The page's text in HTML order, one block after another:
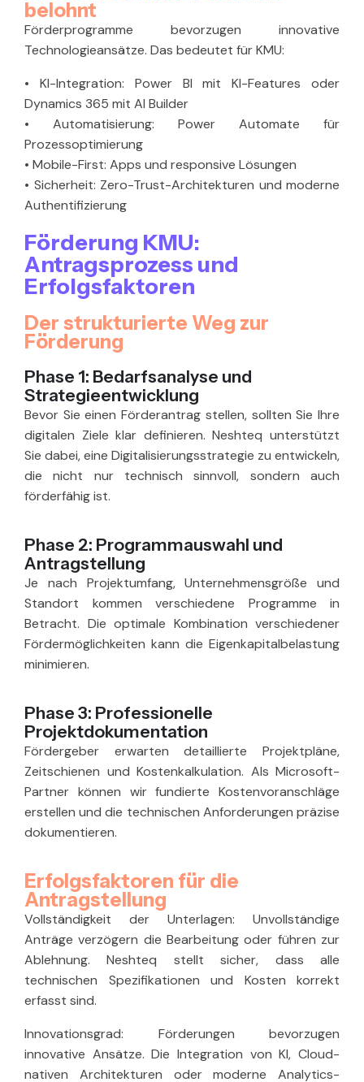
belohnt
Förderprogramme bevorzugen innovative
Technologieansätze. Das bedeutet für KMU:
• KI-Integration: Power BI mit KI-Features oder
Dynamics 365 mit AI Builder
• Automatisierung: Power Automate für
Prozessoptimierung
• Mobile-First: Apps und responsive Lösungen
• Sicherheit: Zero-Trust-Architekturen und moderne
Authentifizierung
Förderung KMU:
Antragsprozess und
Erfolgsfaktoren
Der strukturierte Weg zur
Förderung
Phase 1: Bedarfsanalyse und
Strategieentwicklung
Bevor Sie einen Förderantrag stellen, sollten Sie Ihre
digitalen Ziele klar definieren. Neshteq unterstützt
Sie dabei, eine Digitalisierungsstrategie zu entwickeln,
die nicht nur technisch sinnvoll, sondern auch
förderfähig ist.
Phase 2: Programmauswahl und
Antragstellung
Je nach Projektumfang, Unternehmensgröße und
Standort kommen verschiedene Programme in
Betracht. Die optimale Kombination verschiedener
Fördermöglichkeiten kann die Eigenkapitalbelastung
minimieren.
Phase 3: Professionelle
Projektdokumentation
Fördergeber erwarten detaillierte Projektpläne,
Zeitschienen und Kostenkalkulation. Als Microsoft-
Partner können wir fundierte Kostenvoranschläge
erstellen und die technischen Anforderungen präzise
dokumentieren.
Erfolgsfaktoren für die
Antragstellung
Vollständigkeit der Unterlagen: Unvollständige
Anträge verzögern die Bearbeitung oder führen zur
Ablehnung. Neshteq stellt sicher, dass alle
technischen Spezifikationen und Kosten korrekt
erfasst sind.
Innovationsgrad: Förderungen bevorzugen
innovative Ansätze. Die Integration von KI, Cloud-
nativen Architekturen oder moderne Analytics-